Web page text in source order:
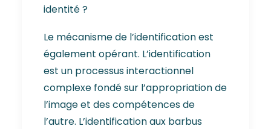
identité ?
Le mécanisme de l’identification est
également opérant. L’identification
est un processus interactionnel
complexe fondé sur l’appropriation de
l’image et des compétences de
l’autre. L’identification aux barbus